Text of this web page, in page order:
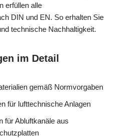
erfüllen alle
DIN und EN. So erhalten Sie
technische Nachhaltigkeit.
im Detail
gemäß Normvorgaben
für lufttechnische Anlagen
für Abluftkanäle aus